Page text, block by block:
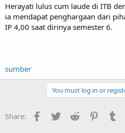
Herayati lulus cum laude di ITB
ia mendapat penghargaan dari
IP 4,00 saat dirinya semester 6.
sumber
You must log in or
Share: Facebook
Twitter Reddit